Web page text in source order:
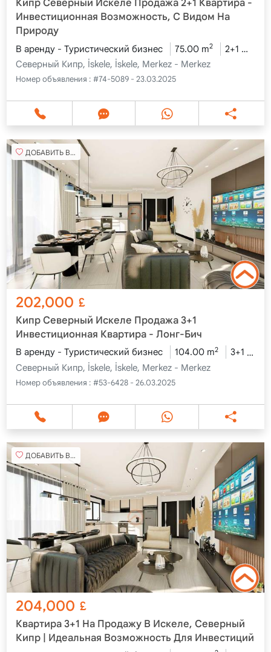
Кипр Северный Искеле Продажа 2+1 Квартира -
Инвестиционная Возможность, С Видом На
Природу
В аренду - Туристический бизнес 75.00 m2 2+1
Северный Кипр, İskele, İskele, Merkez - Merkez
Номер объявления : #74-5089 - 23.03.2025
ДОБАВИТЬ В ИЗБРАННОЕ
202,000 £
Кипр Северный Искеле Продажа 3+1
Инвестиционная Квартира - Лонг-Бич
В аренду - Туристический бизнес 104.00 m2 3+1
Северный Кипр, İskele, İskele, Merkez - Merkez
Номер объявления : #53-6428 - 26.03.2025
ДОБАВИТЬ В ИЗБРАННОЕ
204,000 £
Квартира 3+1 На Продажу В Искеле, Северный
Кипр | Идеальная Возможность Для Инвестиций